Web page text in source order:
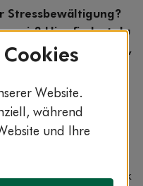
Stressbewältigung?
mir? Hier findest du
– mit Selbsttest,
Tipps für
individuell ist
als getan. Viele
auf den ersten Blick
Website.
während
und Ihre